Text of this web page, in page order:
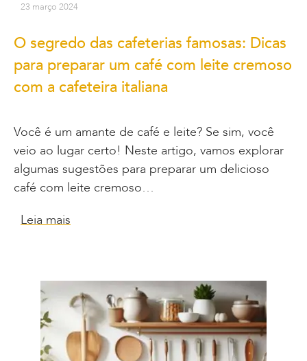
23 março 2024
O segredo das cafeterias famosas: Dicas
para preparar um café com leite cremoso
com a cafeteira italiana
Você é um amante de café e leite? Se sim, você
veio ao lugar certo! Neste artigo, vamos explorar
algumas sugestões para preparar um delicioso
café com leite cremoso…
Leia mais